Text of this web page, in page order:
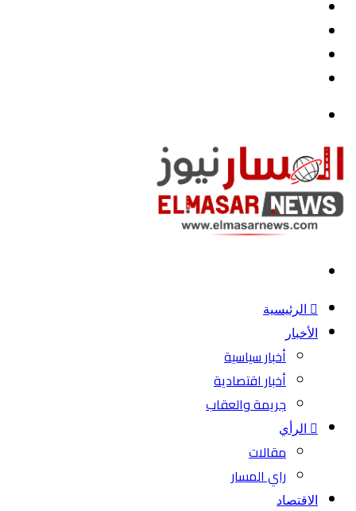
الرئيسية
الأخبار
أخبار سياسية
أخبار اقتصادية
جريمة والعقاب
الرأي
مقالات
راي المسار
الاقتصاد